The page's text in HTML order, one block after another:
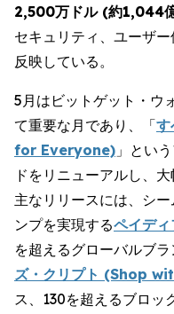
2,500万ドル (約1,044
セキュリティ、ユーザ
反映している。
5月はビットゲット・
て重要な月であり、「
for Everyone) 」とい
ドをリニューアルし、
主なリリースには、シ
ンプを実現するペイデ
を超えるグローバルブ
ズ・クリプト (Shop
ス、130を超えるブロッ